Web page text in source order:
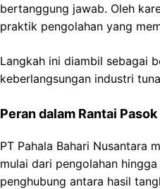
bertanggung jawab. Oleh
praktik pengolahan yang
Langkah ini diambil sebagai
keberlangsungan industri
Peran dalam Rantai
PT Pahala Bahari Nusantara
mulai dari pengolahan
penghubung antara hasil